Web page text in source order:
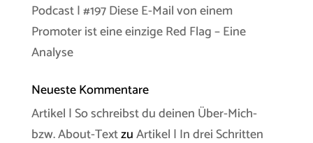
Podcast | #197 Diese E-Mail von einem
Promoter ist eine einzige Red Flag – Eine
Analyse
Neueste Kommentare
Artikel | So schreibst du deinen Über-Mich-
bzw. About-TextzuArtikel | In drei Schritten